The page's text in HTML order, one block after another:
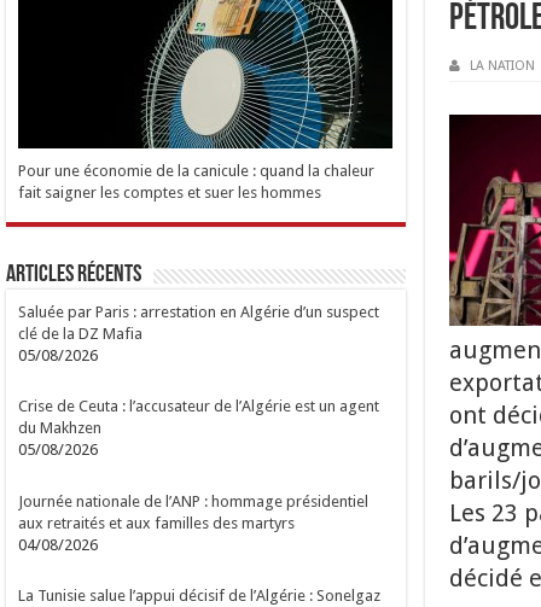
LA NATION
ont
barils/
Les 23
décidé
Pour une économie de la canicule : quand la chaleur
fait saigner les comptes et suer les hommes
Articles Récents
Saluée par Paris : arrestation en Algérie d’un suspect
clé de la DZ Mafia
05/08/2026
Crise de Ceuta : l’accusateur de l’Algérie est un agent
du Makhzen
05/08/2026
Journée nationale de l’ANP : hommage présidentiel
aux retraités et aux familles des martyrs
04/08/2026
La Tunisie salue l’appui décisif de l’Algérie : Sonelgaz